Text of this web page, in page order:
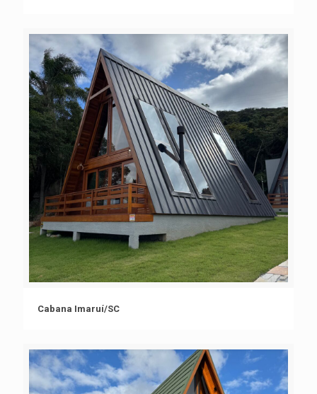
Cabana Imaruí/SC
Cabana Imaruí/SC